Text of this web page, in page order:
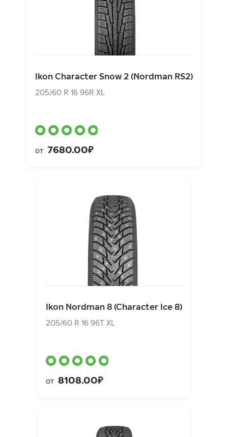
Ikon Character Snow 2 (Nordman RS2)
205/60 R 16 96R XL
от 7680.00₽
Ikon Nordman 8 (Character Ice 8)
205/60 R 16 96T XL
от 8108.00₽
Ikon Character Snow 2 (Nordman RS2)
205/60 R 16 96R XL
от7680.00₽
Ikon Nordman 8 (Character Ice 8)
205/60 R 16 96T XL
от8108.00₽